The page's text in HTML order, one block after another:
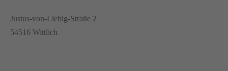
Justus-von-Liebig-Straße 2
54516 Wittlich